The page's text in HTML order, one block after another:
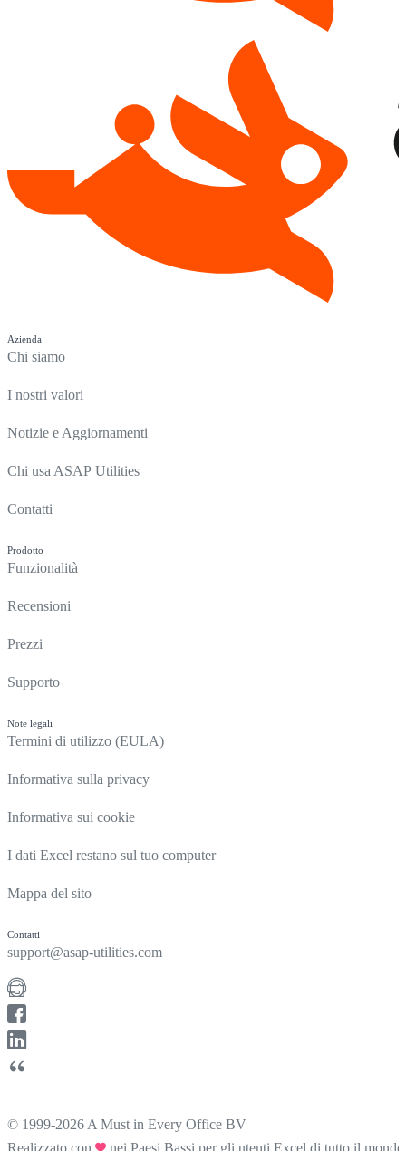
Azienda
Chi siamo
I nostri valori
Notizie e Aggiornamenti
Chi usa ASAP Utilities
Contatti
Prodotto
Funzionalità
Recensioni
Prezzi
Supporto
Note legali
Termini di utilizzo (EULA)
Informativa sulla privacy
Informativa sui cookie
I dati Excel restano sul tuo computer
Mappa del sito
Contatti
support@asap-utilities.com
© 1999-2026 A Must in Every Office BV